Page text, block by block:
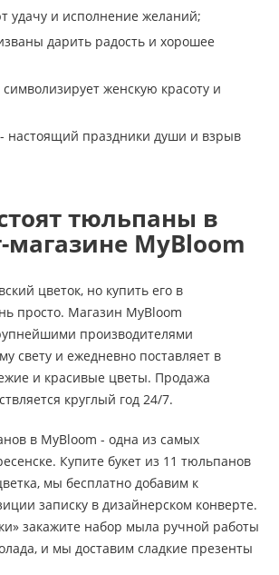
удачу и исполнение желаний;
дарить радость и хорошее
женскую красоту и
настоящий праздники души и взрыв
тюльпаны в
магазине MyBloom
цветок, но купить его в
просто. Магазин MyBloom
производителями
свету и ежедневно поставляет в
и красивые цветы. Продажа
круглый год 24/7.
в MyBloom - одна из самых
Купите букет из 11 тюльпанов
мы бесплатно добавим к
записку в дизайнерском конверте.
закажите набор мыла ручной работы
и мы доставим сладкие презенты